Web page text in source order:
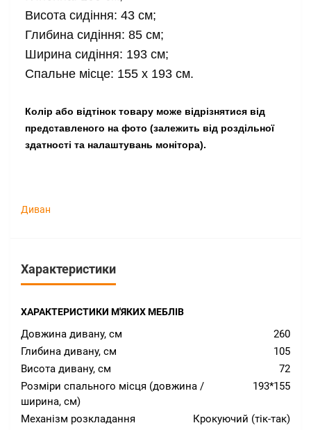
Висота сидіння: 43 см;
Глибина сидіння: 85 см;
Ширина сидіння: 193 см;
Спальне місце: 155 x 193 см.
Колір або відтінок товару може відрізнятися від
представленого на фото (залежить від роздільної
здатності та налаштувань монітора).
Диван
Характеристики
ХАРАКТЕРИСТИКИ М'ЯКИХ МЕБЛІВ
Довжина дивану, см
260
Глибина дивану, см
105
Висота дивану, см
72
Розміри спального місця (довжина /
ширина, см)
193*155
Механізм розкладання Крокуючий (тік-так)